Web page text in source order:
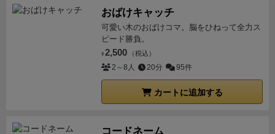
おばけキャッチ
可愛い木のおばけコマ。脳をひねって全力ス
ピード勝負。
¥ 2,500 （税込）
2～8人 20分 95件
カートに追加する
コードネーム